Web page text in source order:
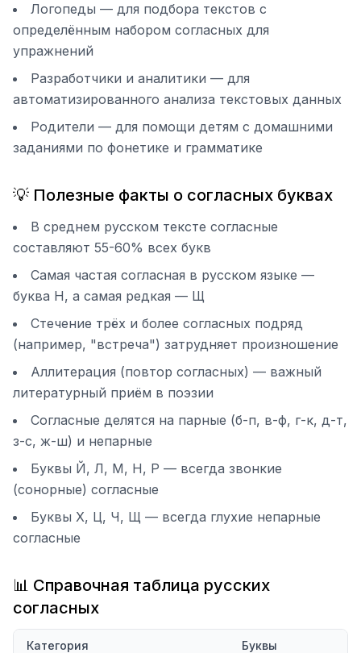
Логопеды — для подбора текстов с
определённым набором согласных для
упражнений
Разработчики и аналитики — для
автоматизированного анализа текстовых данных
Родители — для помощи детям с домашними
заданиями по фонетике и грамматике
💡 Полезные факты о согласных буквах
В среднем русском тексте согласные
составляют 55-60% всех букв
Самая частая согласная в русском языке —
буква Н, а самая редкая — Щ
Стечение трёх и более согласных подряд
(например, "встреча") затрудняет произношение
Аллитерация (повтор согласных) — важный
литературный приём в поэзии
Согласные делятся на парные (б-п, в-ф, г-к, д-т,
з-с, ж-ш) и непарные
Буквы Й, Л, М, Н, Р — всегда звонкие
(сонорные) согласные
Буквы Х, Ц, Ч, Щ — всегда глухие непарные
согласные
📊 Справочная таблица русских
согласных
Категория Буквы